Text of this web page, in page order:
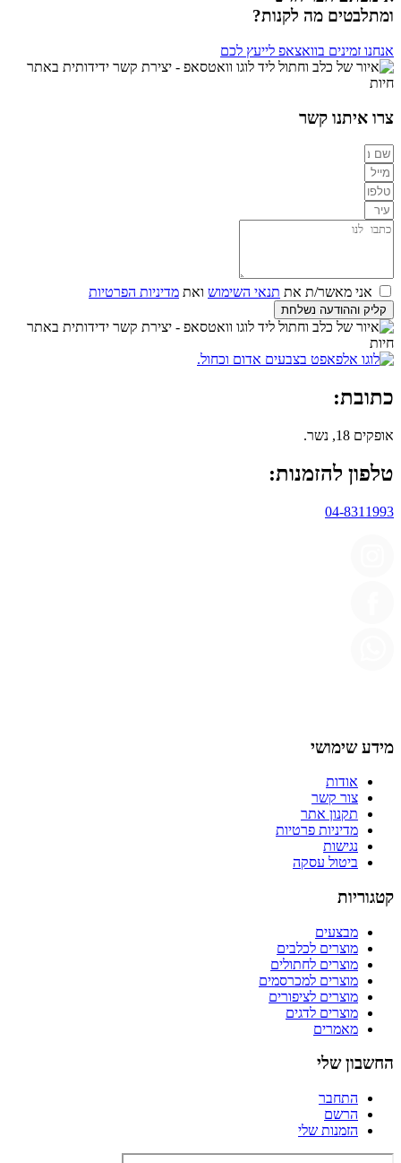
ומתלבטים מה לקנות?
אנחנו זמינים בוואצאפ לייעץ לכם
צרו איתנו קשר
אני מאשר/ת את תנאי השימוש ואת מדיניות הפרטיות
קליק וההודעה נשלחת
כתובת:
אופקים 18, נשר.
טלפון להזמנות:
04-8311993
מידע שימושי
אודות
צור קשר
תקנון אתר
מדיניות פרטיות
נגישות
ביטול עסקה
קטגוריות
מבצעים
מוצרים לכלבים
מוצרים לחתולים
מוצרים למכרסמים
מוצרים לציפורים
מוצרים לדגים
מאמרים
החשבון שלי
התחבר
הרשם
הזמנות שלי